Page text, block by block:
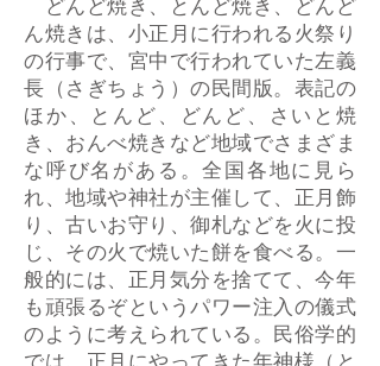
どんど焼き、とんど焼き、どんど
ん焼きは、小正月に行われる火祭り
の行事で、宮中で行われていた左義
長（さぎちょう）の民間版。表記の
ほか、とんど、どんど、さいと焼
き、おんべ焼きなど地域でさまざま
な呼び名がある。全国各地に見ら
れ、地域や神社が主催して、正月飾
り、古いお守り、御札などを火に投
じ、その火で焼いた餅を食べる。一
般的には、正月気分を捨てて、今年
も頑張るぞというパワー注入の儀式
のように考えられている。民俗学的